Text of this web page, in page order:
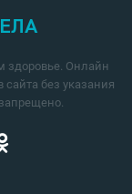
здоровье. Онлайн
без указания